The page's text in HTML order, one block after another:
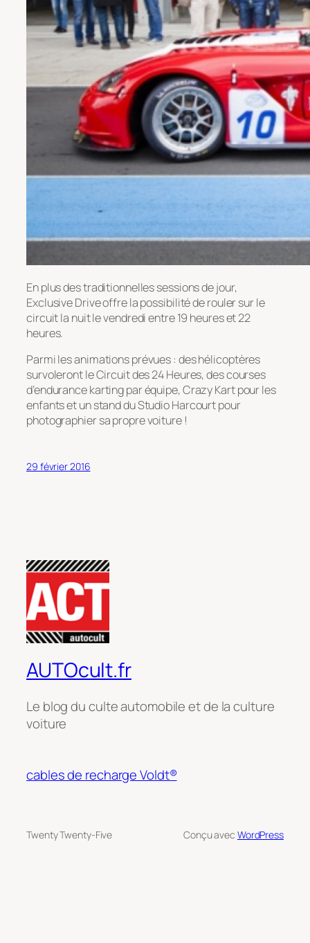
En plus des traditionnelles sessions de jour,
Exclusive Drive offre la possibilité de rouler sur le
circuit la nuit le vendredi entre 19 heures et 22
heures.
Parmi les animations prévues : des hélicoptères
survoleront le Circuit des 24 Heures, des courses
d’endurance karting par équipe, Crazy Kart pour les
enfants et un stand du Studio Harcourt pour
photographier sa propre voiture !
29 février 2016
AUTOcult.fr
Le blog du culte automobile et de la culture
voiture
cables de recharge Voldt®
Twenty Twenty-Five Conçu avec WordPress